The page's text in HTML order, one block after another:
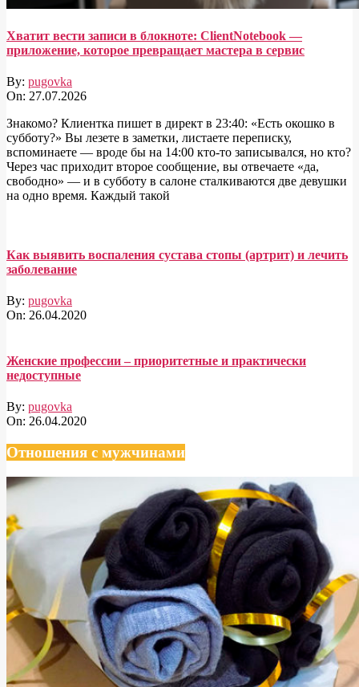
Хватит вести записи в блокноте: ClientNotebook —
приложение, которое превращает мастера в сервис
By: pugovka
On: 27.07.2026
Знакомо? Клиентка пишет в директ в 23:40: «Есть окошко в
субботу?» Вы лезете в заметки, листаете переписку,
вспоминаете — вроде бы на 14:00 кто-то записывался, но кто?
Через час приходит второе сообщение, вы отвечаете «да,
свободно» — и в субботу в салоне сталкиваются две девушки
на одно время. Каждый такой
Как выявить воспаления сустава стопы (артрит) и лечить
заболевание
By: pugovka
On: 26.04.2020
Женские профессии – приоритетные и практически
недоступные
By: pugovka
On: 26.04.2020
Отношения с мужчинами